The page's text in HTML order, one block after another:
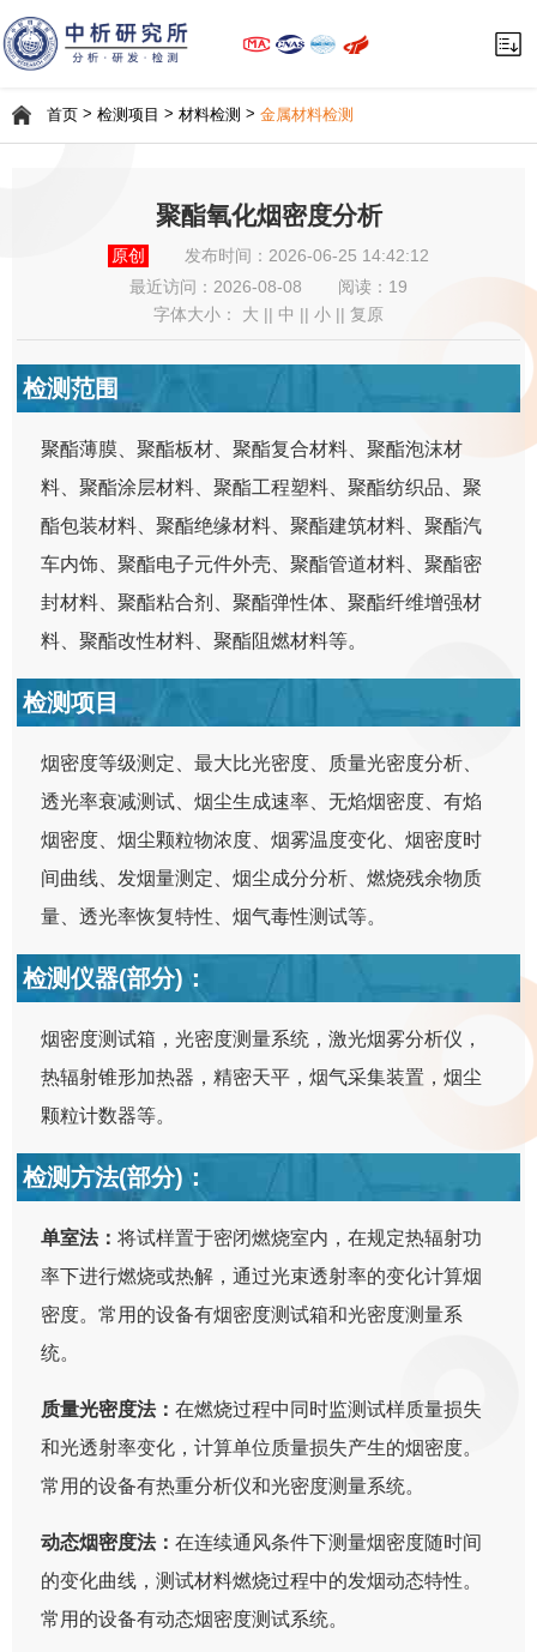
首页> 检测项目 > 材料检测 > 金属材料检测
聚酯氧化烟密度分析
原创
发布时间：2026-06-25 14:42:12
最近访问：2026-08-08
阅读：19
字体大小： 大 中 小 复原
检测范围
聚酯薄膜、聚酯板材、聚酯复合材料、聚酯泡沫材
料、聚酯涂层材料、聚酯工程塑料、聚酯纺织品、聚
酯包装材料、聚酯绝缘材料、聚酯建筑材料、聚酯汽
车内饰、聚酯电子元件外壳、聚酯管道材料、聚酯密
封材料、聚酯粘合剂、聚酯弹性体、聚酯纤维增强材
料、聚酯改性材料、聚酯阻燃材料等。
检测项目
烟密度等级测定、最大比光密度、质量光密度分析、
透光率衰减测试、烟尘生成速率、无焰烟密度、有焰
烟密度、烟尘颗粒物浓度、烟雾温度变化、烟密度时
间曲线、发烟量测定、烟尘成分分析、燃烧残余物质
量、透光率恢复特性、烟气毒性测试等。
检测仪器(部分)：
烟密度测试箱，光密度测量系统，激光烟雾分析仪，
热辐射锥形加热器，精密天平，烟气采集装置，烟尘
颗粒计数器等。
检测方法(部分)：
单室法：将试样置于密闭燃烧室内，在规定热辐射功
率下进行燃烧或热解，通过光束透射率的变化计算烟
密度。常用的设备有烟密度测试箱和光密度测量系
统。
质量光密度法：在燃烧过程中同时监测试样质量损失
和光透射率变化，计算单位质量损失产生的烟密度。
常用的设备有热重分析仪和光密度测量系统。
动态烟密度法：在连续通风条件下测量烟密度随时间
的变化曲线，测试材料燃烧过程中的发烟动态特性。
常用的设备有动态烟密度测试系统。